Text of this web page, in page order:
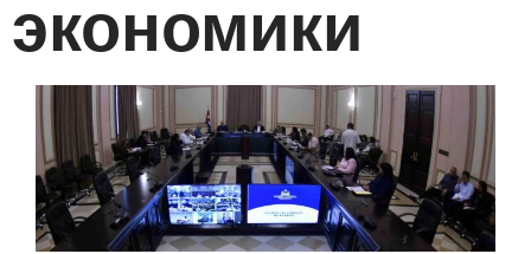
экономики